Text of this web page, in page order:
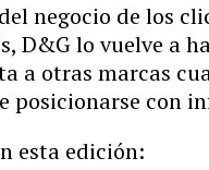
negocio de los
D&G lo vuelve a
a otras marcas
posicionarse con
esta edición: